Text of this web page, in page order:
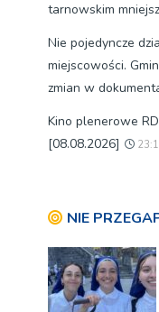
tarnowskim
Nie pojedyncze
miejscowości.
zmian w
Kino plenerowe
[08.08.2026]
NIE